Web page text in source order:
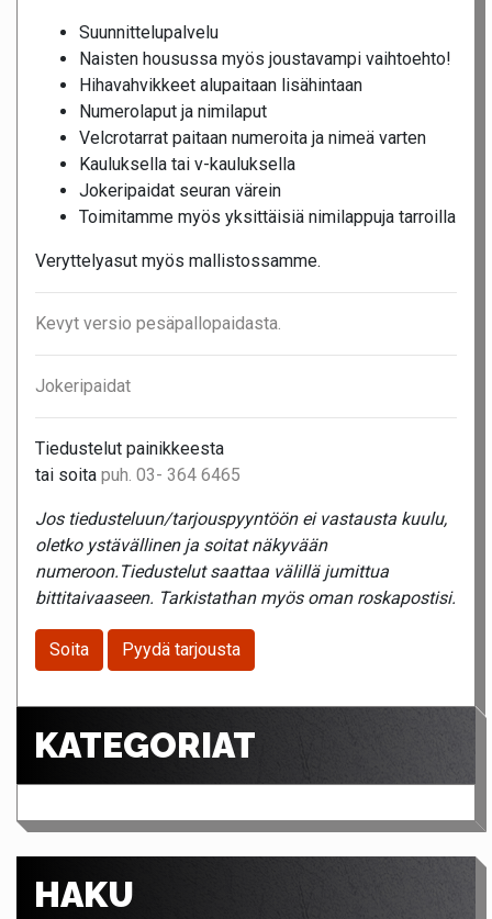
Suunnittelupalvelu
Naisten housussa myös joustavampi vaihtoehto!
Hihavahvikkeet alupaitaan lisähintaan
Numerolaput ja nimilaput
Velcrotarrat paitaan numeroita ja nimeä varten
Kauluksella tai v-kauluksella
Jokeripaidat seuran värein
Toimitamme myös yksittäisiä nimilappuja tarroilla
Veryttelyasut myös mallistossamme.
Kevyt versio pesäpallopaidasta.
Jokeripaidat
Tiedustelut painikkeesta
tai soita puh. 03- 364 6465
Jos tiedusteluun/tarjouspyyntöön ei vastausta kuulu,
oletko ystävällinen ja soitat näkyvään
numeroon.Tiedustelut saattaa välillä jumittua
bittitaivaaseen. Tarkistathan myös oman roskapostisi.
Soita Pyydä tarjousta
KATEGORIAT
HAKU